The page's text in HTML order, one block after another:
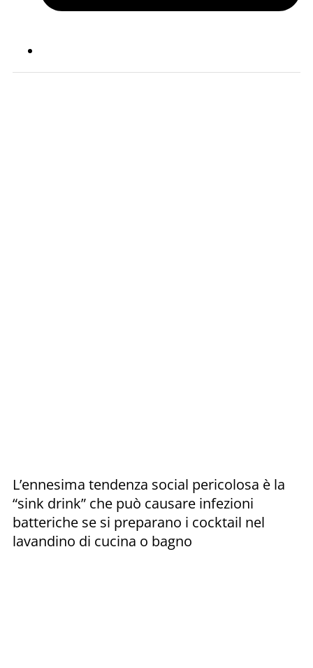
L’ennesima tendenza social pericolosa è la
“sink drink” che può causare infezioni
batteriche se si preparano i cocktail nel
lavandino di cucina o bagno